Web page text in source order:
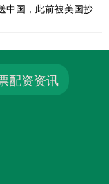
中国，此前被美国抄
配资资讯